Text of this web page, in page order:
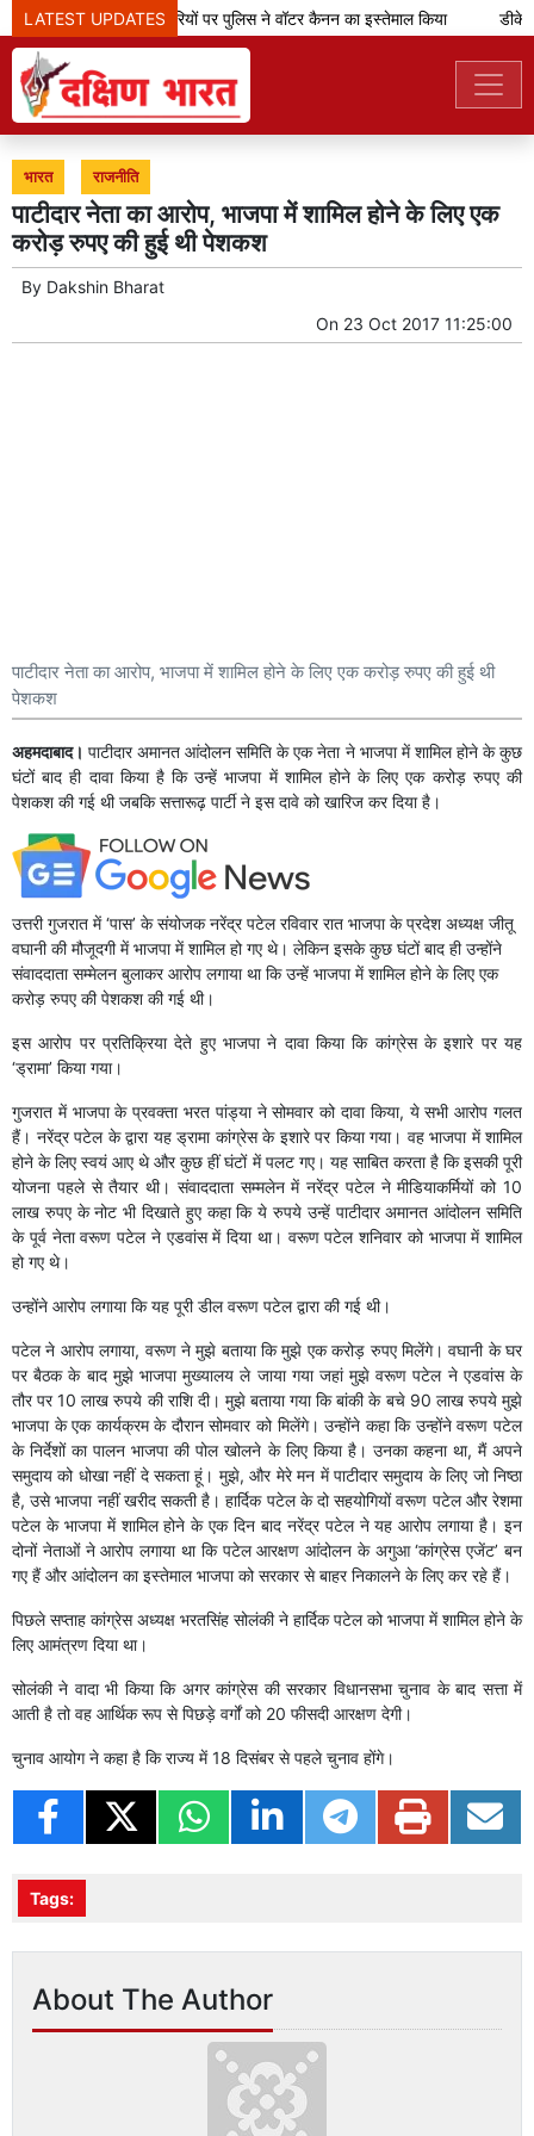
LATEST UPDATES
झारखंड: प्रदर्शनकारियों पर पुलिस ने वॉटर कैनन का इस्तेमाल किया डीके
भारत राजनीति
पाटीदार नेता का आरोप, भाजपा में शामिल होने के लिए एक
करोड़ रुपए की हुई थी पेशकश
By Dakshin Bharat
On 23 Oct 2017 11:25:00
पाटीदार नेता का आरोप, भाजपा में शामिल होने के लिए एक करोड़ रुपए की हुई थी
पेशकश
अहमदाबाद। पाटीदार अमानत आंदोलन समिति के एक नेता ने भाजपा में शामिल होने के कुछ
घंटों बाद ही दावा किया है कि उन्हें भाजपा में शामिल होने के लिए एक करोड़ रुपए की
पेशकश की गई थी जबकि सत्तारूढ़ पार्टी ने इस दावे को खारिज कर दिया है।
उत्तरी गुजरात में ‘पास’ के संयोजक नरेंद्र पटेल रविवार रात भाजपा के प्रदेश अध्यक्ष जीतू
वघानी की मौजूदगी में भाजपा में शामिल हो गए थे। लेकिन इसके कुछ घंटों बाद ही उन्होंने
संवाददाता सम्मेलन बुलाकर आरोप लगाया था कि उन्हें भाजपा में शामिल होने के लिए एक
करोड़ रुपए की पेशकश की गई थी।
इस आरोप पर प्रतिक्रिया देते हुए भाजपा ने दावा किया कि कांग्रेस के इशारे पर यह
‘ड्रामा’ किया गया।
गुजरात में भाजपा के प्रवक्ता भरत पांड्या ने सोमवार को दावा किया, ये सभी आरोप गलत
हैं। नरेंद्र पटेल के द्वारा यह ड्रामा कांग्रेस के इशारे पर किया गया। वह भाजपा में शामिल
होने के लिए स्वयं आए थे और कुछ हीं घंटों में पलट गए। यह साबित करता है कि इसकी पूरी
योजना पहले से तैयार थी। संवाददाता सम्मलेन में नरेंद्र पटेल ने मीडियाकर्मियों को 10
लाख रुपए के नोट भी दिखाते हुए कहा कि ये रुपये उन्हें पाटीदार अमानत आंदोलन समिति
के पूर्व नेता वरूण पटेल ने एडवांस में दिया था। वरूण पटेल शनिवार को भाजपा में शामिल
हो गए थे।
उन्होंने आरोप लगाया कि यह पूरी डील वरूण पटेल द्वारा की गई थी।
पटेल ने आरोप लगाया, वरूण ने मुझे बताया कि मुझे एक करोड़ रुपए मिलेंगे। वघानी के घर
पर बैठक के बाद मुझे भाजपा मुख्यालय ले जाया गया जहां मुझे वरूण पटेल ने एडवांस के
तौर पर 10 लाख रुपये की राशि दी। मुझे बताया गया कि बांकी के बचे 90 लाख रुपये मुझे
भाजपा के एक कार्यक्रम के दौरान सोमवार को मिलेंगे। उन्होंने कहा कि उन्होंने वरूण पटेल
के निर्देशों का पालन भाजपा की पोल खोलने के लिए किया है। उनका कहना था, मैं अपने
समुदाय को धोखा नहीं दे सकता हूं। मुझे, और मेरे मन में पाटीदार समुदाय के लिए जो निष्ठा
है, उसे भाजपा नहीं खरीद सकती है। हार्दिक पटेल के दो सहयोगियों वरूण पटेल और रेशमा
पटेल के भाजपा में शामिल होने के एक दिन बाद नरेंद्र पटेल ने यह आरोप लगाया है। इन
दोनों नेताओं ने आरोप लगाया था कि पटेल आरक्षण आंदोलन के अगुआ ‘कांग्रेस एजेंट’ बन
गए हैं और आंदोलन का इस्तेमाल भाजपा को सरकार से बाहर निकालने के लिए कर रहे हैं।
पिछले सप्ताह कांग्रेस अध्यक्ष भरतसिंह सोलंकी ने हार्दिक पटेल को भाजपा में शामिल होने के
लिए आमंत्रण दिया था।
सोलंकी ने वादा भी किया कि अगर कांग्रेस की सरकार विधानसभा चुनाव के बाद सत्ता में
आती है तो वह आर्थिक रूप से पिछड़े वर्गों को 20 फीसदी आरक्षण देगी।
चुनाव आयोग ने कहा है कि राज्य में 18 दिसंबर से पहले चुनाव होंगे।
Tags:
About The Author